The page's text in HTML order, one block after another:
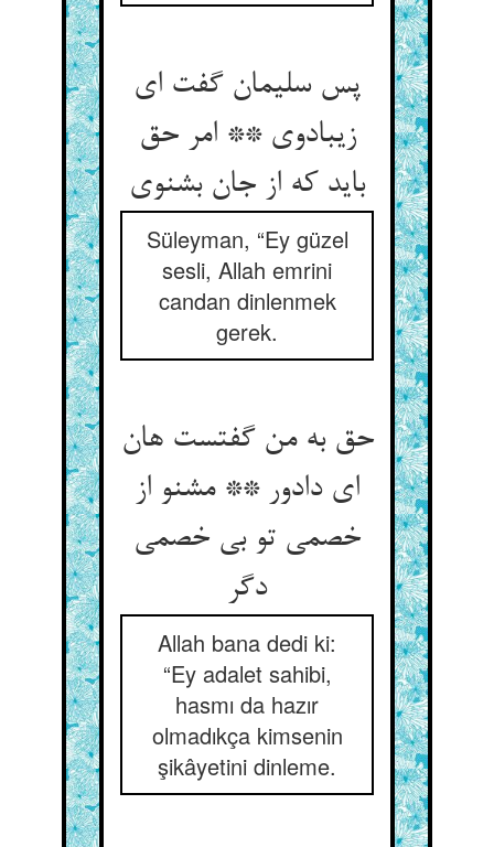
پس سلیمان گفت ای
زیبادوی ** امر حق
باید که از جان بشنوی
Süleyman, “Ey güzel
sesli, Allah emrini
candan dinlenmek
gerek.
حق به من گفتست هان
ای دادور ** مشنو از
خصمی تو بی خصمی
دگر
Allah bana dedi ki:
“Ey adalet sahibi,
hasmı da hazır
olmadıkça kimsenin
şikâyetini dinleme.